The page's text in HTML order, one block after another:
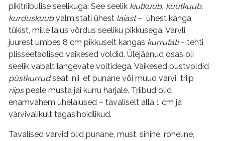
pikitriibulise seelikuga. See seelik kiutkuub, küütkuub,
kurduskuubvalmistati ühest laiast– ühest kanga
tükist, mille laius võrdus seeliku pikkusega. Värvli
juurest umbes 8 cm pikkuselt kangas kurrutati– tehti
plisseetaolised väikesed voldid. Ülejäänud osas oli
seelik vabalt langevate voltidega. Väikesed püstvoldid
püstkurrudseati nii, et punane või muud värvi triip
riipspeale musta jäi kurru harjale. Triibud olid
enamvähem ühelaiused – tavaliselt alla 1 cm ja
värvivalikult tagasihoidlikud.
Tavalised värvid olid punane, must, sinine, roheline,